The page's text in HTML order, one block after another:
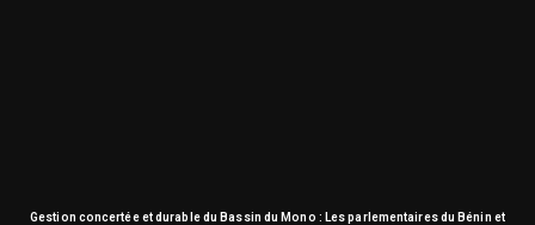
Gestion concertée et durable du Bassin du Mono : Les parlementaires du Bénin et